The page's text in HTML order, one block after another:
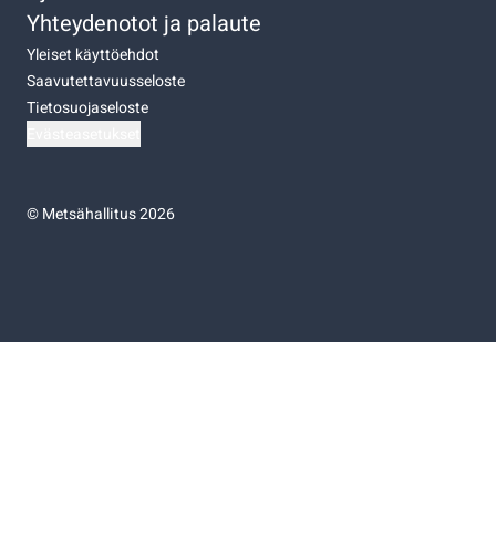
Yhteydenotot ja palaute
Yleiset käyttöehdot
Saavutettavuusseloste
Tietosuojaseloste
©Metsähallitus 2026